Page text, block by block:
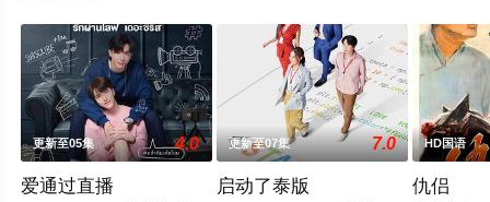
更新至05集 4.0
爱通过直播
更新至07集 7.0
启动了泰版
HD国语
仇侣